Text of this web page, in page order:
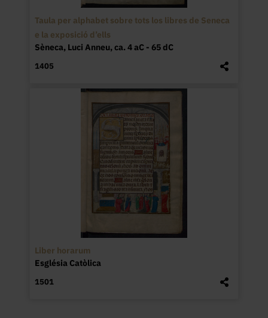
Taula per alphabet sobre tots los libres de Seneca
e la exposició d’ells
Sèneca, Luci Anneu, ca. 4 aC - 65 dC
1405
Liber horarum
Església Catòlica
1501